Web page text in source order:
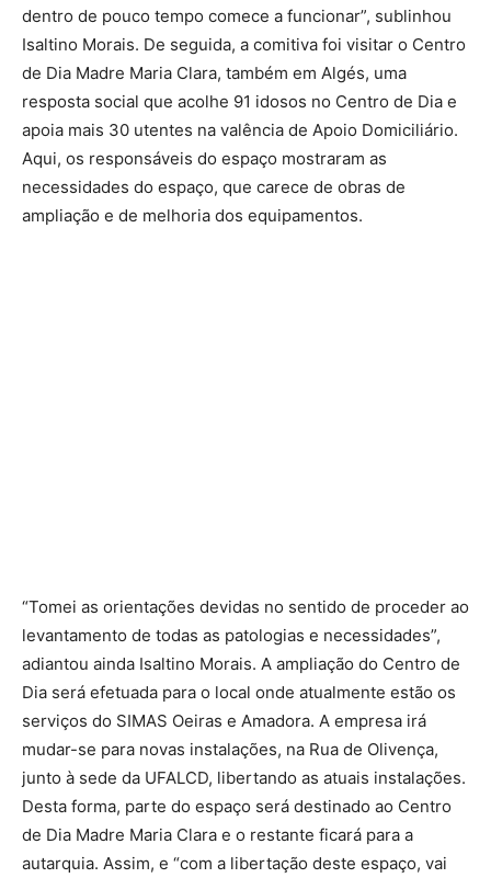
dentro de pouco tempo comece a funcionar”, sublinhou
Isaltino Morais. De seguida, a comitiva foi visitar o Centro
de Dia Madre Maria Clara, também em Algés, uma
resposta social que acolhe 91 idosos no Centro de Dia e
apoia mais 30 utentes na valência de Apoio Domiciliário.
Aqui, os responsáveis do espaço mostraram as
necessidades do espaço, que carece de obras de
ampliação e de melhoria dos equipamentos.
“Tomei as orientações devidas no sentido de proceder ao
levantamento de todas as patologias e necessidades”,
adiantou ainda Isaltino Morais. A ampliação do Centro de
Dia será efetuada para o local onde atualmente estão os
serviços do SIMAS Oeiras e Amadora. A empresa irá
mudar-se para novas instalações, na Rua de Olivença,
junto à sede da UFALCD, libertando as atuais instalações.
Desta forma, parte do espaço será destinado ao Centro
de Dia Madre Maria Clara e o restante ficará para a
autarquia. Assim, e “com a libertação deste espaço, vai